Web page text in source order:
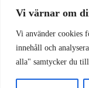
Vi värnar om
Vi använder cookies
innehåll och
alla" samtycker du
Vi använder cookies